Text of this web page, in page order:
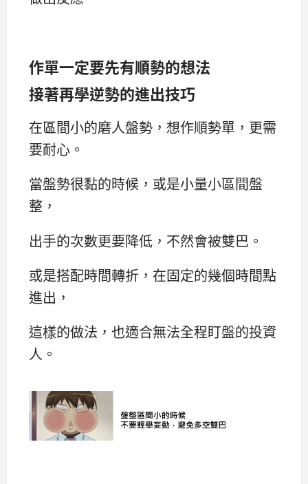
作單一定要先有順勢的想法
接著再學逆勢的進出技巧
在區間小的磨人盤勢，想作順勢單，更需
要耐心。
當盤勢很黏的時候，或是小量小區間盤
整，
出手的次數更要降低，不然會被雙巴。
或是搭配時間轉折，在固定的幾個時間點
進出，
這樣的做法，也適合無法全程盯盤的投資
人。